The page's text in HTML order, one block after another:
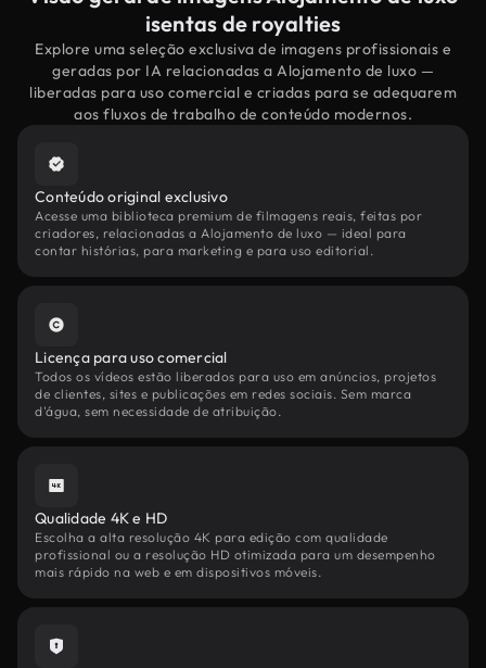
isentas de royalties
Explore uma seleção exclusiva de imagens profissionais e
geradas por IA relacionadas a Alojamento de luxo —
liberadas para uso comercial e criadas para se adequarem
aos fluxos de trabalho de conteúdo modernos.
Conteúdo original exclusivo
Acesse uma biblioteca premium de filmagens reais, feitas por
criadores, relacionadas a Alojamento de luxo — ideal para
contar histórias, para marketing e para uso editorial.
Licença para uso comercial
Todos os vídeos estão liberados para uso em anúncios, projetos
de clientes, sites e publicações em redes sociais. Sem marca
d'água, sem necessidade de atribuição.
Qualidade 4K e HD
Escolha a alta resolução 4K para edição com qualidade
profissional ou a resolução HD otimizada para um desempenho
mais rápido na web e em dispositivos móveis.